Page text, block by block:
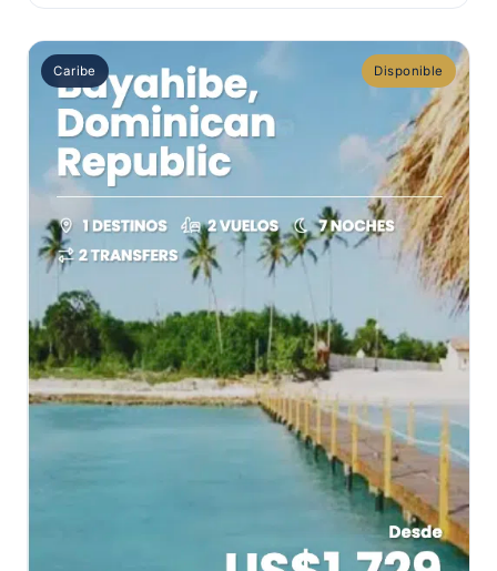
Caribe Disponible